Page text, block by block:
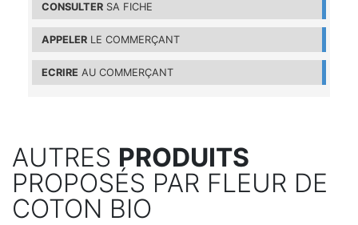
CONSULTER SA FICHE
APPELER LE COMMERÇANT
ECRIRE AU COMMERÇANT
AUTRES PRODUITS
PROPOSÉS PAR FLEUR DE
COTON BIO